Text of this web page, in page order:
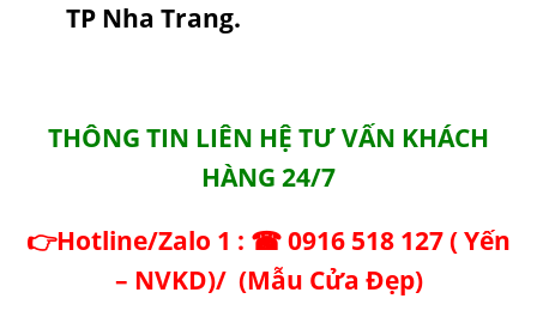
TP Nha Trang.
THÔNG TIN LIÊN HỆ TƯ VẤN KHÁCH
HÀNG 24/7
👉Hotline/Zalo 1 : ☎ 0916 518 127 ( Yến
– NVKD)/(Mẫu Cửa Đẹp)